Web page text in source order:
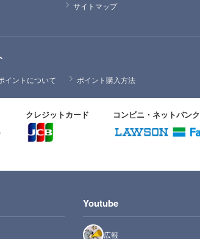
サイトマップ
イントについて ポイント購入方法
クレジットカード コンビニ・ネットバンク
Youtube
広報